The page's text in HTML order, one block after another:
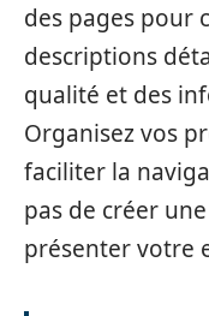
des pages pour
descriptions
qualité et des
Organisez vos
faciliter la
pas de créer
présenter votre